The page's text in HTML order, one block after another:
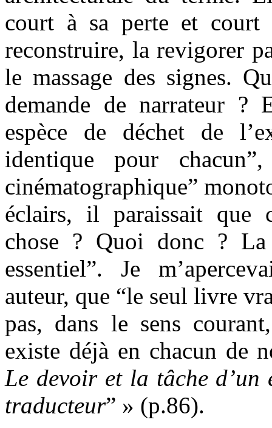
court à sa perte et
reconstruire, la revigorer
le massage des signes.
demande de narrateur ?
espèce de déchet de
identique pour
cinématographique”
éclairs, il paraissait que
chose ? Quoi donc ? La
essentiel”. Je
auteur, que “le seul livre
pas, dans le sens
existe déjà en chacun de
Le devoir et la tâche d’un
traducteur” » (p.86).